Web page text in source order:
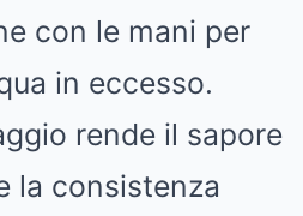
con le mani per
in eccesso.
rende il sapore
la consistenza